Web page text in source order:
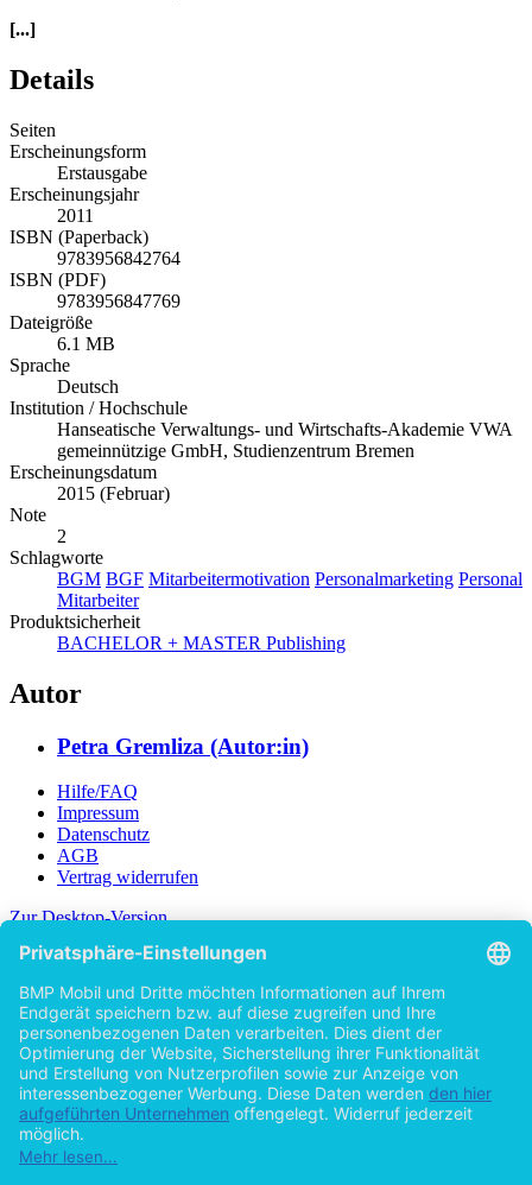
[...]
Details
Seiten
Erscheinungsform
Erstausgabe
Erscheinungsjahr
2011
ISBN (Paperback)
9783956842764
ISBN (PDF)
9783956847769
Dateigröße
6.1 MB
Sprache
Deutsch
Institution / Hochschule
Hanseatische Verwaltungs- und Wirtschafts-Akademie VWA
gemeinnützige GmbH, Studienzentrum Bremen
Erscheinungsdatum
2015 (Februar)
Note
2
Schlagworte
BGM BGF Mitarbeitermotivation Personalmarketing Personal
Mitarbeiter
Produktsicherheit
BACHELOR + MASTER Publishing
Autor
Petra Gremliza (Autor:in)
Hilfe/FAQ
Impressum
Datenschutz
AGB
Vertrag widerrufen
Zur Desktop-Version
powered
byOpen Publishing
Zurück